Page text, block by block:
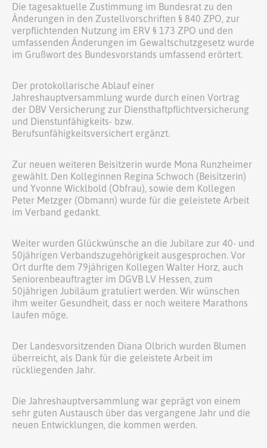
Die tagesaktuelle Zustimmung im Bundesrat zu den
Änderungen in den Zustellvorschriften § 840 ZPO, zur
verpflichtenden Nutzung im ERV § 173 ZPO und den
umfassenden Änderungen im Gewaltschutzgesetz wurde
im Grußwort des Bundesvorstands umfassend erörtert.
Der protokollarische Ablauf einer
Jahreshauptversammlung wurde durch einen Vortrag
der DBV Versicherung zur Diensthaftpflichtversicherung
und Dienstunfähigkeits- bzw.
Berufsunfähigkeitsversichert ergänzt.
Zur neuen weiteren Beisitzerin wurde Mona Runzheimer
gewählt. Den Kolleginnen Regina Schwoch (Beisitzerin)
und Yvonne Wicklbold (Obfrau), sowie dem Kollegen
Peter Metzger (Obmann) wurde für die geleistete Arbeit
im Verband gedankt.
Weiter wurden Glückwünsche an die Jubilare zur 40- und
50jährigen Verbandszugehörigkeit ausgesprochen. Vor
Ort durfte dem 79jährigen Kollegen Walter Horz, auch
Seniorenbeauftragter im DGVB LV Hessen, zum
50jährigen Jubiläum gratuliert werden. Wir wünschen
ihm weiter Gesundheit, dass er noch weitere Marathons
laufen möge.
Der Landesvorsitzenden Diana Olbrich wurden Blumen
überreicht, als Dank für die geleistete Arbeit im
rückliegenden Jahr.
Die Jahreshauptversammlung war geprägt von einem
sehr guten Austausch über das vergangene Jahr und die
neuen Entwicklungen, die kommen werden.